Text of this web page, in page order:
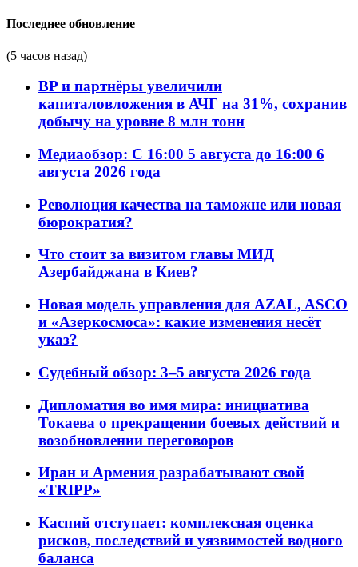
Последнее обновление
(5 часов назад)
BP и партнёры увеличили
капиталовложения в АЧГ на 31%, сохранив
добычу на уровне 8 млн тонн
Медиаобзор: С 16:00 5 августа до 16:00 6
августа 2026 года
Революция качества на таможне или новая
бюрократия?
Что стоит за визитом главы МИД
Азербайджана в Киев?
Новая модель управления для AZAL, ASCO
и «Азеркосмоса»: какие изменения несёт
указ?
Судебный обзор: 3–5 августа 2026 года
Дипломатия во имя мира: инициатива
Токаева о прекращении боевых действий и
возобновлении переговоров
Иран и Армения разрабатывают свой
«TRIPP»
Каспий отступает: комплексная оценка
рисков, последствий и уязвимостей водного
баланса